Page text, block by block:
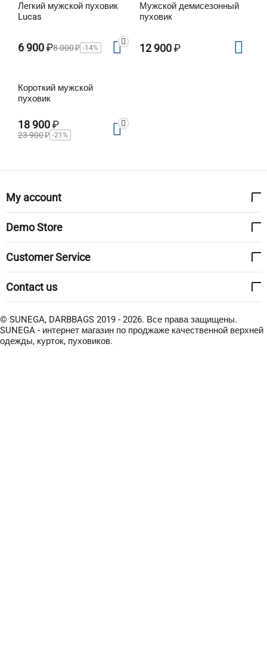
Легкий мужской пуховик
Lucas
6 900₽8 000₽ -14%
Мужской демисезонный
пуховик
12 900₽
Короткий мужской
пуховик
18 900₽
23 900₽ -21%
My account
Demo Store
Customer Service
Contact us
© SUNEGA, DARBBAGS 2019 - 2026. Все права защищены.
SUNEGA - интернет магазин по проджаже качественной верхней
одежды, курток, пуховиков.